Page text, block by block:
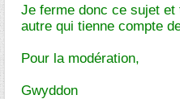
Je ferme donc ce sujet
autre qui tienne compte
Pour la modération,
Gwyddon